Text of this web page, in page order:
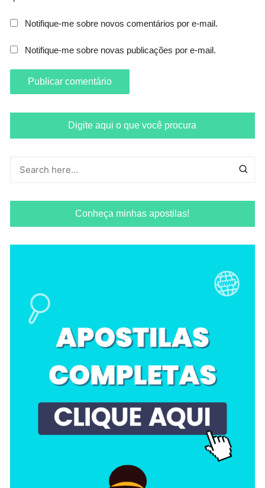
Notifique-me sobre novos comentários por e-mail.
Notifique-me sobre novas publicações por e-mail.
Digite aqui o que você procura
Conheça minhas apostilas!